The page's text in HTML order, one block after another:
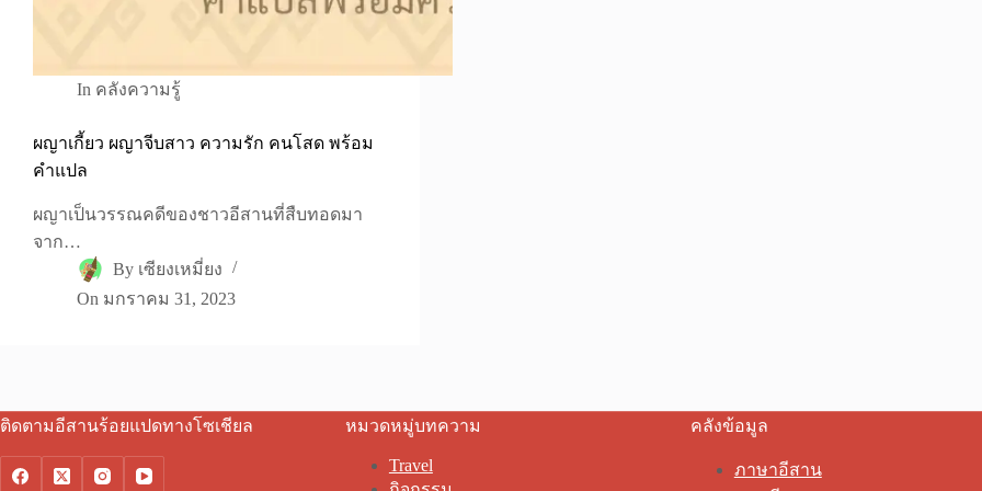
In คลังความรู้
ผญาเกี้ยว ผญาจีบสาว ความรัก คนโสด พร้อม
คำแปล
ผญาเป็นวรรณคดีของชาวอีสานที่สืบทอดมา
จาก…
By เซียงเหมี่ยง
On มกราคม 31, 2023
ติดตามอีสานร้อยแปดทางโซเชียล หมวดหมู่บทความ
Travel
คลังข้อมูล
ภาษาอีสาน